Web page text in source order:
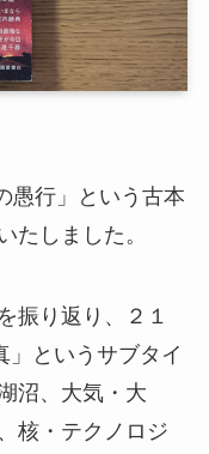
愚行」という古本
たしました。
振り返り、２１
」というサブタイ
沼、大気・大
核・テクノロジ